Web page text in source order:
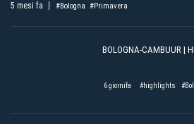
5 mesi fa #Bologna #Primavera
BOLOGNA-CAMBUUR |
6 giornifa #highlights